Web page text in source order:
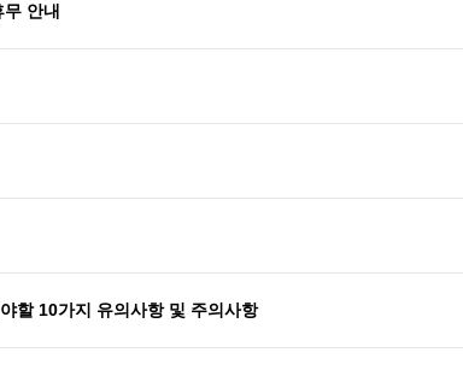
안내
할 10가지 유의사항 및 주의사항